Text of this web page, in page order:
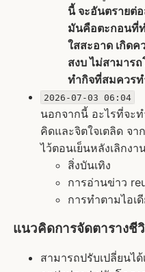
นี้ จะอันตรายต่อ
มันคือตะกอนที่
ใสสะอาด เกิด
สงบ ไม่สามาร
ทำกิจที่สมควรท
2026-07-03 06:04
นอกจากนี้ อะไรที่จะ
คิดและจิตใจเตลิด จา
ไว้ตอนเย็นหลังเลิกง
สิ่งบันเทิง
การอ่านข่าว
การทำตามไอเ
แนวคิดการจัดตารางชี
สามารถปรับเปลี่ยนไ